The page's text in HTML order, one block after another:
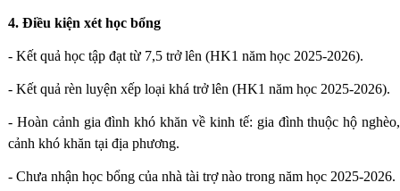
4. Điều kiện xét học bổng
- Kết quả học tập đạt từ 7,5 trở lên (HK1 năm học 2025-2026).
- Kết quả rèn luyện xếp loại khá trở lên (HK1 năm học 2025-2026).
- Hoàn cảnh gia đình khó khăn về kinh tế: gia đình thuộc hộ
cảnh khó khăn tại địa phương.
- Chưa nhận học bổng của nhà tài trợ nào trong năm học 2025-2026.